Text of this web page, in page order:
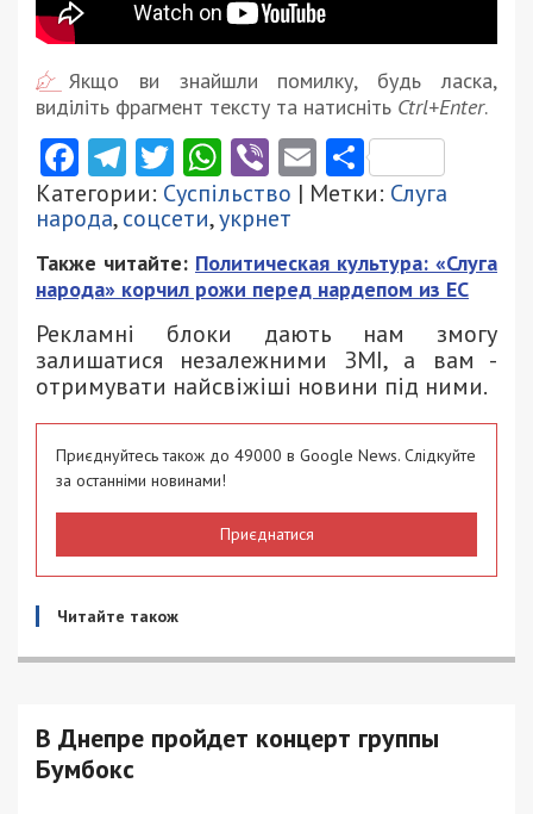
Якщо ви знайшли помилку, будь ласка,
виділіть фрагмент тексту та натисніть Ctrl+Enter.
Facebook
Telegram
Twitter
WhatsApp
ViberEmail
Категории: Суспільство | Метки: Слуга
народа,соцсети,укрнет
Также читайте: Политическая культура: «Слуга
народа» корчил рожи перед нардепом из ЕС
Рекламні блоки дають нам змогу
залишатися незалежними ЗМІ, а вам -
отримувати найсвіжіші новини під ними.
Приєднуйтесь також до 49000 в Google News. Слідкуйте
за останніми новинами!
Приєднатися
Читайте також
В Днепре пройдет концерт группы
Бумбокс